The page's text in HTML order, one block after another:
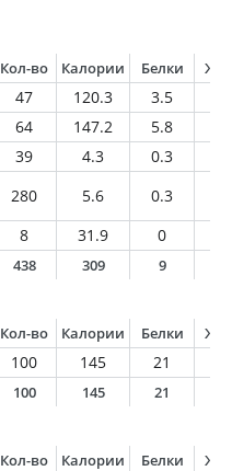
Кол-во Калории Белки
47 120.3 3.5
64 147.2 5.8
39 4.3 0.3
280 5.6 0.3
8 31.9 0
438 309 9
Кол-во Калории Белки
100 145 21
100 145 21
Кол-во Калории Белки